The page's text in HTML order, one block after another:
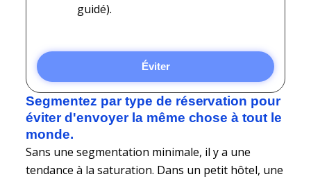
Éviter
guidé).
Segmentez par type de réservation pour
éviter d'envoyer la même chose à tout le
monde.
Sans une segmentation minimale, il y a une
tendance à la saturation. Dans un petit hôtel, une